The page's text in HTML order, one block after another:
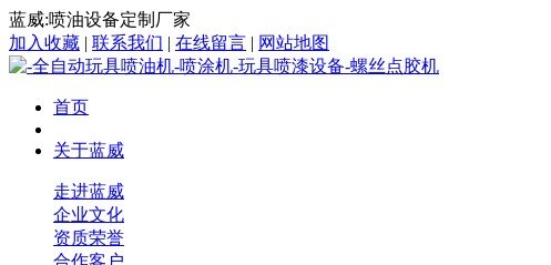
蓝威:喷油设备定制厂家
加入收藏 | 联系我们 | 在线留言 | 网站地图
首页
关于蓝威
走进蓝威
企业文化
资质荣誉
合作客户